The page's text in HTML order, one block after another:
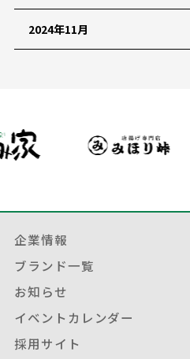
2024年11月
企業情報
ブランド一覧
お知らせ
イベントカレンダー
採用サイト